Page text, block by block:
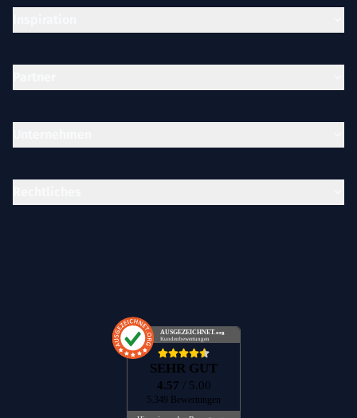
AUSGEZEICHNET .org
Kundenbewertungen
SEHR GUT
4.57 / 5.00
5.349 Bewertungen